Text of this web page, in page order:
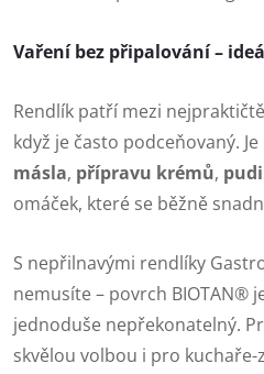
Vaření bez připalování –
Rendlík patří mezi
když je často podceňovaný.
másla, přípravu krémů,
omáček, které se běžně
S nepřilnavými rendlíky
nemusíte – povrch BIOTAN®
jednoduše nepřekonatelný.
skvělou volbou i pro kuchaře-